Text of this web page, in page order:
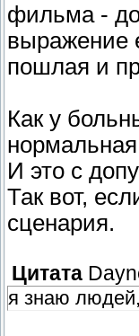
фильма -
выражение
пошлая и
Как у
И это с
Так вот,
сценария.
Цитата
я знаю